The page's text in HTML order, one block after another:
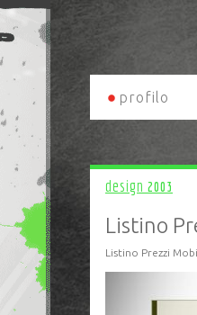
profilo
design 2003
Listino
Listino Prezzi